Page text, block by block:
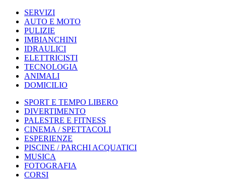
SERVIZI
AUTO E MOTO
PULIZIE
IMBIANCHINI
IDRAULICI
ELETTRICISTI
TECNOLOGIA
ANIMALI
DOMICILIO
SPORT E TEMPO LIBERO
DIVERTIMENTO
PALESTRE E FITNESS
CINEMA / SPETTACOLI
ESPERIENZE
PISCINE / PARCHI ACQUATICI
MUSICA
FOTOGRAFIA
CORSI